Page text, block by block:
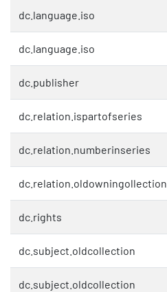
dc.language.iso
dc.language.iso
dc.publisher
dc.relation.ispartofseries
dc.relation.numberinseries
dc.relation.oldowningollection
dc.rights
dc.subject.oldcollection
dc.subject.oldcollection